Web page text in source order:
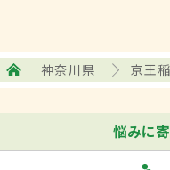
神奈川県 京王
悩みに